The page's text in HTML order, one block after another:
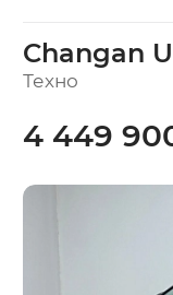
Changan
Техно
4 449